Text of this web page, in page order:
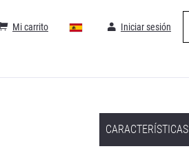
Iniciar sesión
Mi carrito
CARACTERÍSTICAS